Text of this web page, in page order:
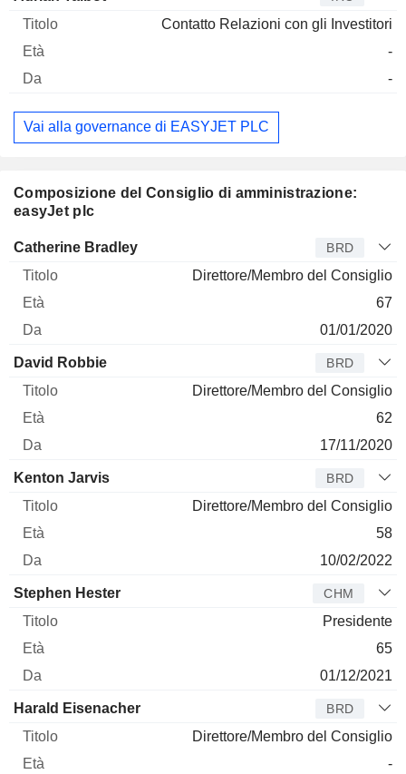
Contatto Relazioni con gli Investitori
-
-
Vai alla governance di EASYJET PLC
Composizione del Consiglio di amministrazione:
easyJet plc
Amministratore Titolo
Catherine Bradley BRD
Direttore/Membro del Consiglio
67
01/01/2020
David Robbie BRD
Direttore/Membro del Consiglio
62
17/11/2020
Kenton Jarvis BRD
Direttore/Membro del Consiglio
58
10/02/2022
Stephen Hester CHM
Presidente
65
01/12/2021
Harald Eisenacher BRD
Direttore/Membro del Consiglio
-